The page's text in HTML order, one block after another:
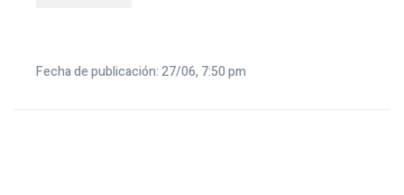
Fecha de publicación: 27/06, 7:50 pm